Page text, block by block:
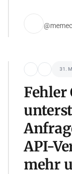
31.
API-
mehr